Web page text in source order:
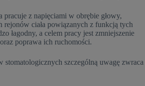
pracuje z napięciami w obrębie głowy,
rejonów ciała powiązanych z funkcją tych
łagodny, a celem pracy jest zmniejszenie
poprawa ich ruchomości.
stomatologicznych szczególną uwagę zwraca